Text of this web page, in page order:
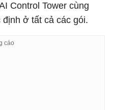
Control Tower cùng
ở tất cả các gói.